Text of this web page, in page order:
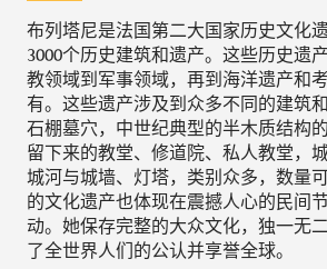
布列塔尼是法国第二大国家历史文化
3000个历史建筑和遗产。这些历史遗
教领域到军事领域，再到海洋遗产和
有。这些遗产涉及到众多不同的建筑
石棚墓穴，中世纪典型的半木质结构
留下来的教堂、修道院、私人教堂，
城河与城墙、灯塔，类别众多，数量
的文化遗产也体现在震撼人心的民间
动。她保存完整的大众文化，独一无
了全世界人们的公认并享誉全球。